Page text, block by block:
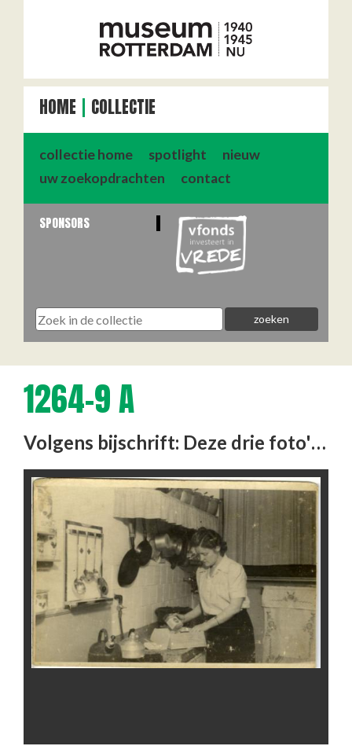
HOME COLLECTIE
collectie home spotlight
nieuw
uw zoekopdrachten
contact
SPONSORS
1264-9 A
Volgens bijschrift: Deze drie foto's zijn gemaakt door een fotograaf aan de Strevelsweg (Bleuze, die ook hun …